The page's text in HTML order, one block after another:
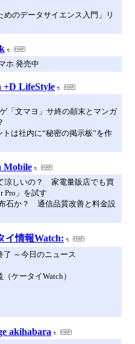
のデータサイエンス入門」リ
ホ 発売中
+D LifeStyle
「文マヨ」サ終の顛末とマンガ
は社内に“秘密の掲示板”を作
Mobile
涼しいの？ 家電量販店でも買
Pro」を試す
石か？ 通信品質改善と料金設
イ情報Watch:
～今日のニュース
ケータイWatch）
akihabara